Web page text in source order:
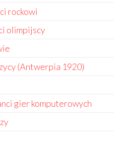
rockowi
olimpijscy
(Antwerpia 1920)
gier komputerowych